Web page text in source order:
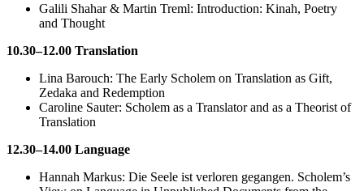
Galili Shahar & Martin Treml: Introduction: Kinah, Poetry
and Thought
10.30–12.00 Translation
Lina Barouch: The Early Scholem on Translation as Gift,
Zedaka and Redemption
Caroline Sauter: Scholem as a Translator and as a Theorist of
Translation
12.30–14.00 Language
Hannah Markus: Die Seele ist verloren gegangen. Scholem’s